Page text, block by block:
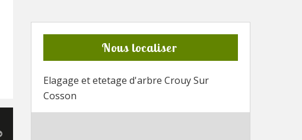
Nous localiser
Elagage et etetage d'arbre Crouy Sur
Cosson